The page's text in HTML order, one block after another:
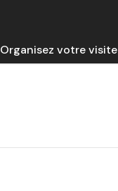
Organisez votre visite